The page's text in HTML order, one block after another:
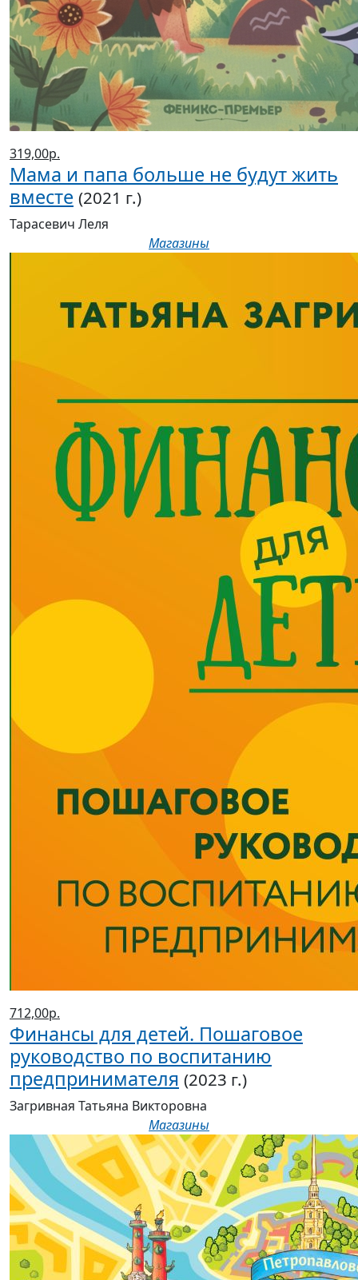
319,00р.
Мама и папа больше не будут жить
вместе (2021 г.)
Тарасевич Леля
Магазины
712,00р.
Финансы для детей. Пошаговое
руководство по воспитанию
предпринимателя (2023 г.)
Загривная Татьяна Викторовна
Магазины